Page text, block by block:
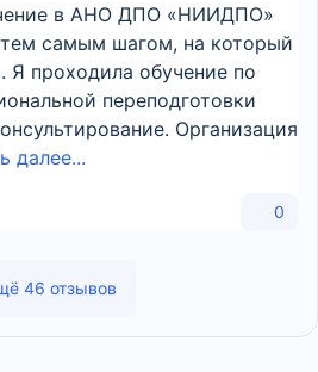
в АНО ДПО «НИИДПО»
самым шагом, на который
Я проходила обучение по
переподготовки
Организация
далее...
0
46 отзывов